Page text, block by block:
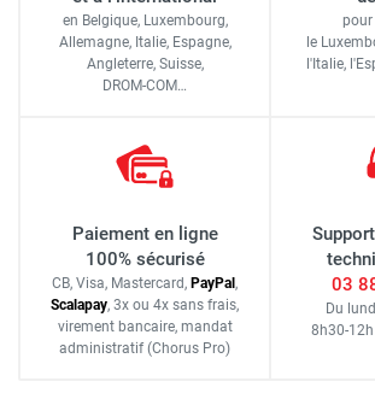
en Belgique, Luxembourg,
Allemagne, Italie, Espagne,
Angleterre, Suisse,
DROM-COM…
pour
le
l'Italie,
Paiement en ligne
100% sécurisé
CB, Visa, Mastercard, PayPal ,
Scalapay, 3x ou 4x sans frais,
virement bancaire, mandat
administratif (Chorus Pro)
03
Du
8h30-12h